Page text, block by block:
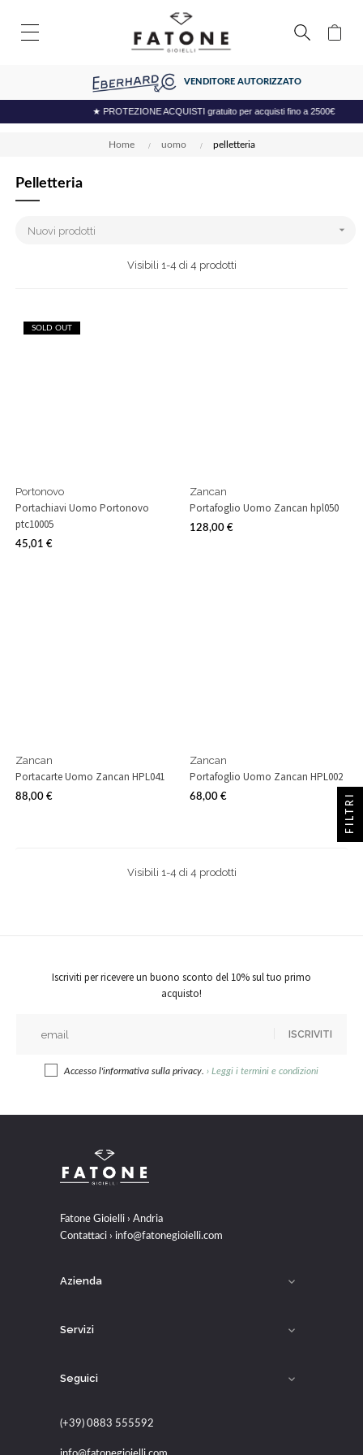
VENDITORE AUTORIZZATO
★ PROTEZIONE ACQUISTI gratuito per acquisti fino a 2500€
Home uomo pelletteria
Pelletteria
Nuovi prodotti 
Visibili 1-4 di 4 prodotti
SOLD OUT
Portonovo
Portachiavi Uomo Portonovo
ptc10005
Prezzo
45,01 €
Zancan
Portafoglio Uomo Zancan hpl050
Prezzo
128,00 €
Zancan
Portacarte Uomo Zancan HPL041
Prezzo
88,00 €
Zancan
Portafoglio Uomo Zancan HPL002
Prezzo
68,00 €
Visibili 1-4 di 4 prodotti
Iscriviti per ricevere un buono sconto del 10% sul tuo primo
acquisto!
ISCRIVITI
Accesso l'informativa sulla privacy. › Leggi i termini e condizioni
Fatone Gioielli › Andria
Contattaci › info@fatonegioielli.com
Azienda 
Servizi 
Seguici 
(+39) 0883 555592
FILTRI